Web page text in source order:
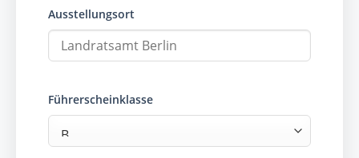
Ausstellungsort
Führerscheinklasse